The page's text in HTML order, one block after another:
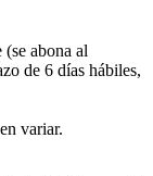
abona al
de 6 días hábiles,
variar.